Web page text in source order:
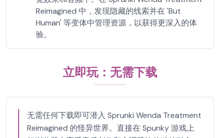
Reimagined 中，发现隐藏的线索并在 'But
Human' 等变体中管理资源，以获得更深入的体
验。
立即玩：无需下载
无需任何下载即可潜入 Sprunki Wenda Treatment
Reimagined 的怪异世界。直接在 Spunky 游戏上